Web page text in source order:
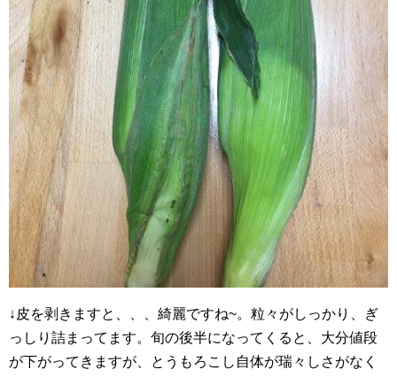
↓皮を剥きますと、、、綺麗ですね~。粒々がしっかり、ぎ
っしり詰まってます。旬の後半になってくると、大分値段
が下がってきますが、とうもろこし自体が瑞々しさがなく